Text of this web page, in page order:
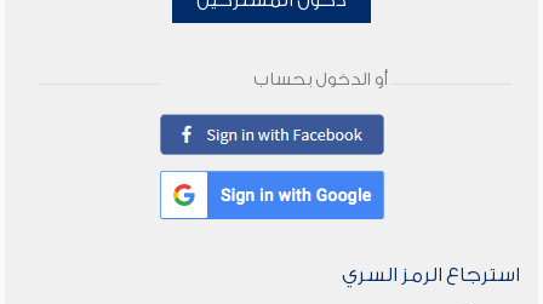
أو الدخول بحساب
استرجاع الرمز السري